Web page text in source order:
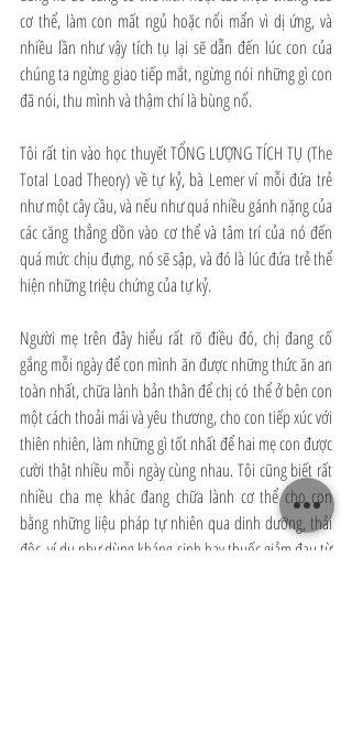
cơ thể, làm con mất ngủ hoặc nổi mẩn vì dị ứng, và
nhiều lần như vậy tích tụ lại sẽ dẫn đến lúc con của
chúng ta ngừng giao tiếp mắt, ngừng nói những gì con
đã nói, thu mình và thậm chí là bùng nổ.
Tôi rất tin vào học thuyết TỔNG LƯỢNG TÍCH TỤ (The
Total Load Theory) về tự kỷ, bà Lemer ví mỗi đứa trẻ
như một cây cầu, và nếu như quá nhiều gánh nặng của
các căng thẳng dồn vào cơ thể và tâm trí của nó đến
quá mức chịu đựng, nó sẽ sập, và đó là lúc đứa trẻ thể
hiện những triệu chứng của tự kỷ.
Người mẹ trên đây hiểu rất rõ điều đó, chị đang cố
gắng mỗi ngày để con mình ăn được những thức ăn an
toàn nhất, chữa lành bản thân để chị có thể ở bên con
một cách thoải mái và yêu thương, cho con tiếp xúc với
thiên nhiên, làm những gì tốt nhất để hai mẹ con được
cười thật nhiều mỗi ngày cùng nhau. Tôi cũng biết rất
nhiều cha mẹ khác đang chữa lành cơ thể cho con
bằng những liệu pháp tự nhiên qua dinh dưỡng, thải
độc, ví dụ như dùng kháng sinh hay thuốc giảm đau từ